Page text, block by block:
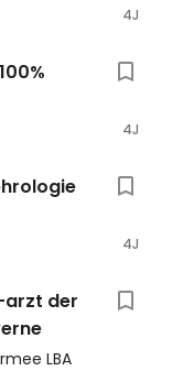
4J
4J
4J
der
LBA